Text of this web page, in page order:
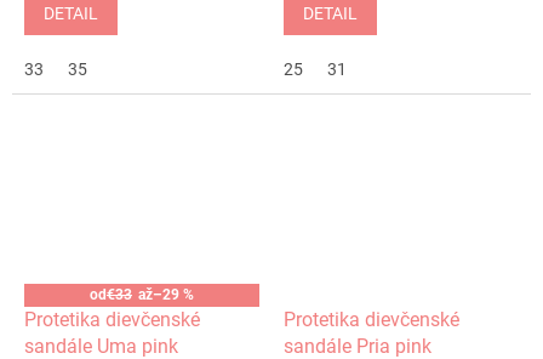
DETAIL
33 35
DETAIL
25 31
od€33 až–29 %
Protetika dievčenské
sandále Uma pink
Protetika dievčenské
sandále Pria pink